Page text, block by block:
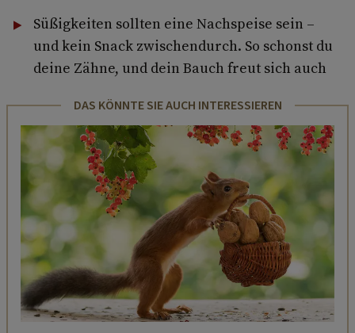
Süßigkeiten sollten eine Nachspeise sein –
und kein Snack zwischendurch. So schonst du
deine Zähne, und dein Bauch freut sich auch
DAS KÖNNTE SIE AUCH INTERESSIEREN